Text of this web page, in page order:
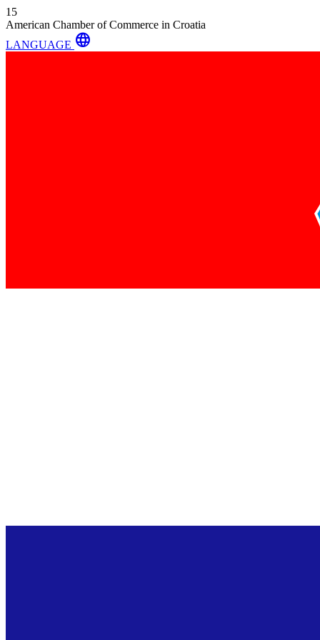
15
American Chamber of Commerce in Croatia
LANGUAGE language